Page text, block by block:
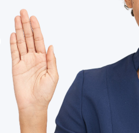
Y05 nuevo